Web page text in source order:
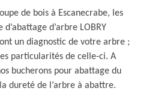
de bois à Escanecrabe, les
d’arbre LOBRY
un diagnostic de votre arbre ;
particularités de celle-ci. A
bucherons pour abattage du
dureté de l’arbre à abattre.